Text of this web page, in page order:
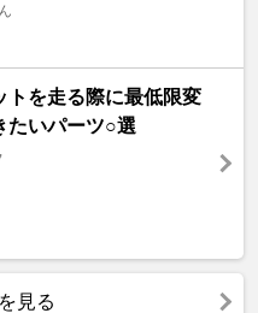
トを走る際に最低限変
たいパーツ○選
見る